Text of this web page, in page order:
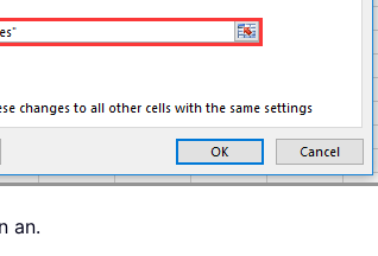
an.